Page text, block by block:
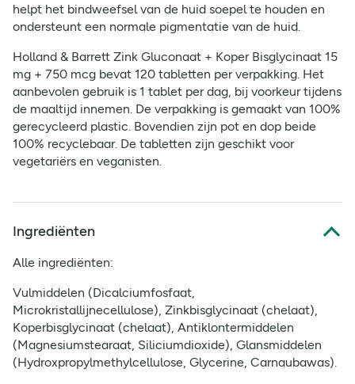
helpt het bindweefsel van de huid soepel te houden en
ondersteunt een normale pigmentatie van de huid.
Holland & Barrett Zink Gluconaat + Koper Bisglycinaat 15
mg + 750 mcg bevat 120 tabletten per verpakking. Het
aanbevolen gebruik is 1 tablet per dag, bij voorkeur tijdens
de maaltijd innemen. De verpakking is gemaakt van 100%
gerecycleerd plastic. Bovendien zijn pot en dop beide
100% recyclebaar. De tabletten zijn geschikt voor
vegetariërs en veganisten.
Ingrediënten
Alle ingrediënten:
Vulmiddelen (Dicalciumfosfaat,
Microkristallijnecellulose), Zinkbisglycinaat (chelaat),
Koperbisglycinaat (chelaat), Antiklontermiddelen
(Magnesiumstearaat, Siliciumdioxide), Glansmiddelen
(Hydroxpropylmethylcellulose, Glycerine, Carnaubawas).